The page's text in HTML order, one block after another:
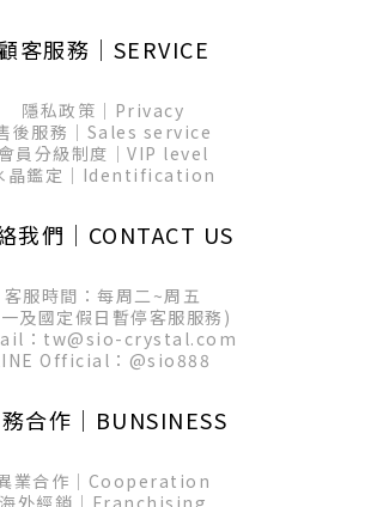
客服務│SERVICE
隱私政策│Privacy
後服務│Sales service
員分級制度│VIP level
晶鑑定│Identification
我們│CONTACT US
客服時間：每周二~周五
及國定假日暫停客服服務)
：tw@sio-crystal.com
Official： @sio888
合作│BUNSINESS
業合作│Cooperation
海外經銷│Franchising